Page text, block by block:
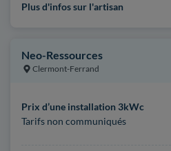
Plus d'infos sur l'artisan
Neo-Ressources
Clermont-Ferrand
Prix d’une installation 3kWc
Tarifs non communiqués